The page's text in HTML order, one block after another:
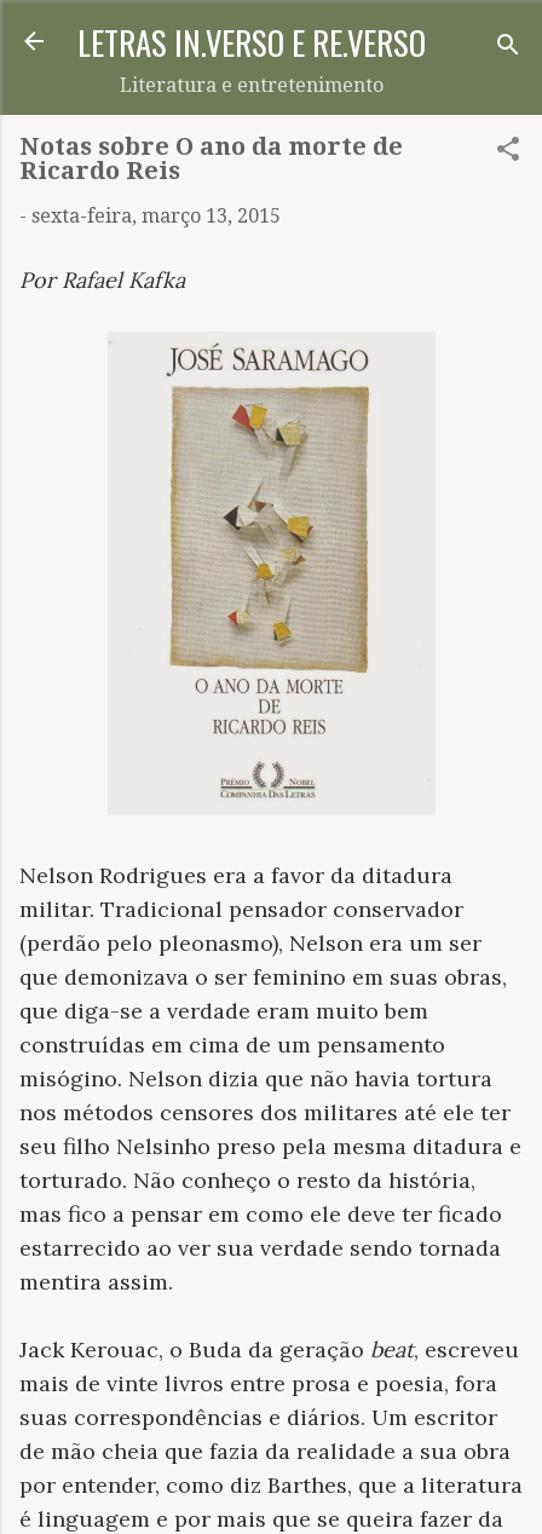
Pular para o conteúdo principal
LETRAS IN.VERSO E RE.VERSO
Literatura e entretenimento
Notas sobre O ano da morte de
Ricardo Reis
- sexta-feira, março 13, 2015
Por Rafael Kafka
Nelson Rodrigues era a favor da ditadura
militar. Tradicional pensador conservador
(perdão pelo pleonasmo), Nelson era um ser
que demonizava o ser feminino em suas obras,
que diga-se a verdade eram muito bem
construídas em cima de um pensamento
misógino. Nelson dizia que não havia tortura
nos métodos censores dos militares até ele ter
seu filho Nelsinho preso pela mesma ditadura e
torturado. Não conheço o resto da história,
mas fico a pensar em como ele deve ter ficado
estarrecido ao ver sua verdade sendo tornada
mentira assim.
Jack Kerouac, o Buda da geração beat, escreveu
mais de vinte livros entre prosa e poesia, fora
suas correspondências e diários. Um escritor
de mão cheia que fazia da realidade a sua obra
por entender, como diz Barthes, que a literatura
é linguagem e por mais que se queira fazer da